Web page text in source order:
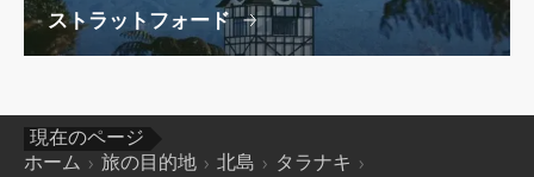
ストラットフォード
現在のページ
ホーム
旅の目的地 北島
タラナキ